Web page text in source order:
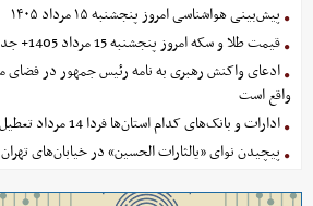
پیش‌بینی هواشناسی امروز پنجشنبه ۱۵ مرداد ۱۴۰۵
قیمت طلا و سکه امروز پنجشنبه 15 مرداد 1405+ جدول
ادعای واکنش رهبری به نامه رئیس جمهور در
واقع است
ادارات و بانک‌های کدام استان‌ها فردا 14 مرداد تعطیل هستند؟
پیچیدن نوای «یالثارات الحسین» در خیابان‌های تهران